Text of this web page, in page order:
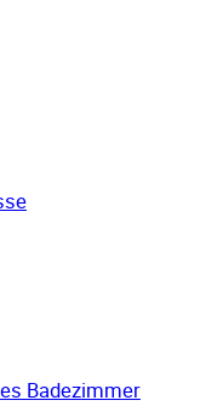
Badezimmer